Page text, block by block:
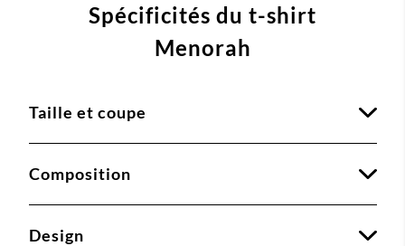
Spécificités du t-shirt
Menorah
Taille et coupe
Composition
Design